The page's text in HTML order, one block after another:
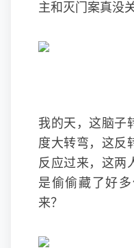
主和灭门案真没
我的天，这脑子
度大转弯，这反
反应过来，这两
是偷偷藏了好
来？